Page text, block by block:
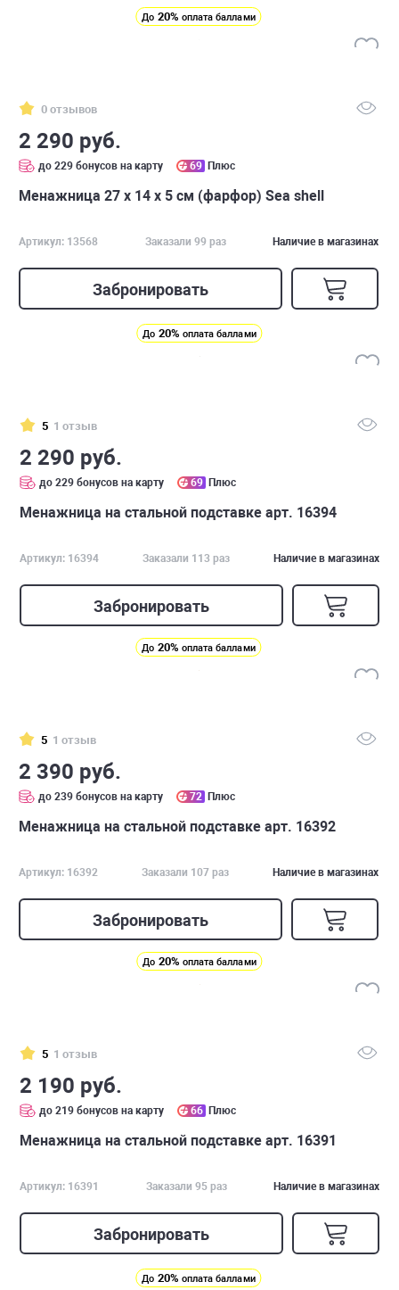
До 20% оплата баллами
0 отзывов
2 290 руб.
до 229 бонусов на карту 69 Плюс
Менажница 27 х 14 х 5 см (фарфор) Sea shell
Артикул: 13568 Заказали 99 раз Наличие в магазинах
Забронировать
До 20% оплата баллами
5 1 отзыв
2 290 руб.
до 229 бонусов на карту 69 Плюс
Менажница на стальной подставке арт. 16394
Артикул: 16394 Заказали 113 раз Наличие в магазинах
Забронировать
До 20% оплата баллами
5 1 отзыв
2 390 руб.
до 239 бонусов на карту 72 Плюс
Менажница на стальной подставке арт. 16392
Артикул: 16392 Заказали 107 раз Наличие в магазинах
Забронировать
До 20% оплата баллами
5 1 отзыв
2 190 руб.
до 219 бонусов на карту 66 Плюс
Менажница на стальной подставке арт. 16391
Артикул: 16391 Заказали 95 раз Наличие в магазинах
Забронировать
До 20% оплата баллами